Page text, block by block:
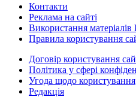
Контакти
Реклама на сайті
Використання матеріалів
Правила користування
Договір користування
Політика у сфері
Угода щодо користування
Редакція